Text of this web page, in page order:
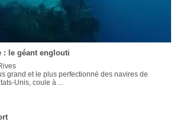
: le géant englouti
grand et le plus perfectionné des navires de
Unis, coule à ...